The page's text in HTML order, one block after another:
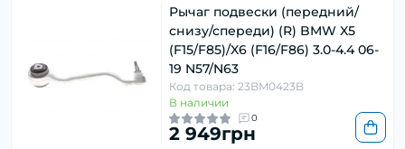
Рычаг подвески (передний/
снизу/спереди) (R) BMW X5
(F15/F85)/X6 (F16/F86) 3.0-4.4 06-
19 N57/N63
Код товара: 23BM0423B
В наличии
0
2 949грн